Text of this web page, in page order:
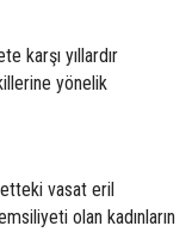
karşı yıllardır
yönelik
vasat eril
olan kadınların